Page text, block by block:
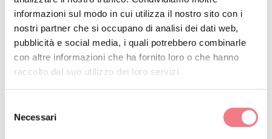
informazioni sul modo in cui utilizza il nostro sito con i
nostri partner che si occupano di analisi dei dati web,
pubblicità e social media, i quali potrebbero combinarle
con altre informazioni che ha fornito loro o che hanno
raccolto dal suo utilizzo dei loro servizi.
delNecessari
CUCINA
: Mettiamo a disposizione dei nostri ospiti una
piccola cucina attrezzata per ogni vostra esigenza
(pranzi, cene, spuntini...) dotata di piano cottura a gas.
Inoltre vi forniamo anche la biancheria necessaria